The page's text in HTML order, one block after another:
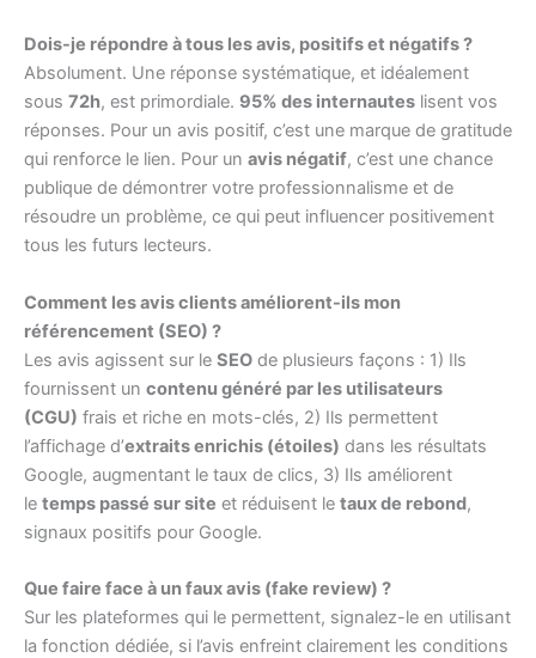
Dois-je répondre à tous les avis, positifs et négatifs ?
Absolument. Une réponse systématique, et idéalement
sous 72h, est primordiale. 95% des internautes lisent vos
réponses. Pour un avis positif, c’est une marque de gratitude
qui renforce le lien. Pour un avis négatif, c’est une chance
publique de démontrer votre professionnalisme et de
résoudre un problème, ce qui peut influencer positivement
tous les futurs lecteurs.
Comment les avis clients améliorent-ils mon
référencement (SEO) ?
Les avis agissent sur le SEO de plusieurs façons : 1) Ils
fournissent un contenu généré par les utilisateurs
(CGU) frais et riche en mots-clés, 2) Ils permettent
l’affichage d’extraits enrichis (étoiles) dans les résultats
Google, augmentant le taux de clics, 3) Ils améliorent
le temps passé sur site et réduisent le taux de rebond,
signaux positifs pour Google.
Que faire face à un faux avis (fake review) ?
Sur les plateformes qui le permettent, signalez-le en utilisant
la fonction dédiée, si l’avis enfreint clairement les conditions